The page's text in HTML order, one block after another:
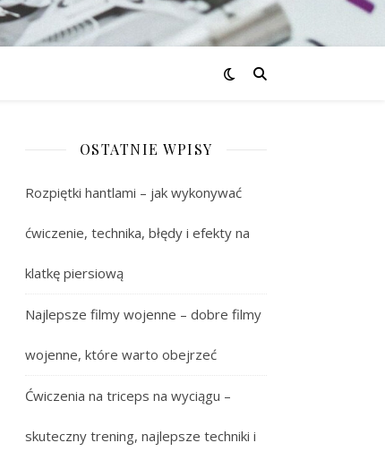
OSTATNIE WPISY
Rozpiętki hantlami – jak wykonywać
ćwiczenie, technika, błędy i efekty na
klatkę piersiową
Najlepsze filmy wojenne – dobre filmy
wojenne, które warto obejrzeć
Ćwiczenia na triceps na wyciągu –
skuteczny trening, najlepsze techniki i